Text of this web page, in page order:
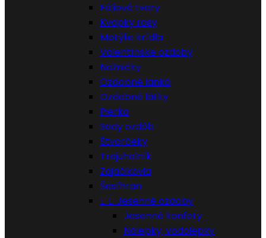
Fóliové tvary
Kvapky rosy
Motýlie krídla
Valentínske ozdoby
Nožničky
Ozdobné lanká
Ozdobné látky
Pierka
Sady ozdôb
Štvorčeky
Trojuholník
Zajačikovia
Šesťhran
  Jesenné ozdoby
Jesenné konfety
Nálepky, vodolepky